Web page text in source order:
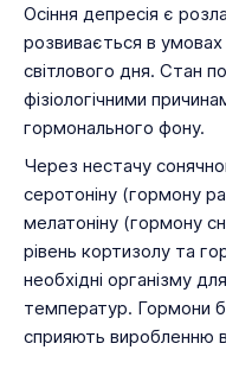
Осіння депресія є
розвивається в
світлового дня. Стан
фізіологічними
гормонального фону.
Через нестачу
серотоніну (гормону
мелатоніну (гормону
рівень кортизолу та
необхідні організму
температур. Гормони
сприяють виробленню